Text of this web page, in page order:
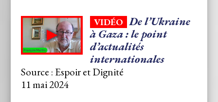
VIDÉO De l’Ukraine
à Gaza : le point
d’actualités
internationales
Source : Espoir et Dignité
11 mai 2024